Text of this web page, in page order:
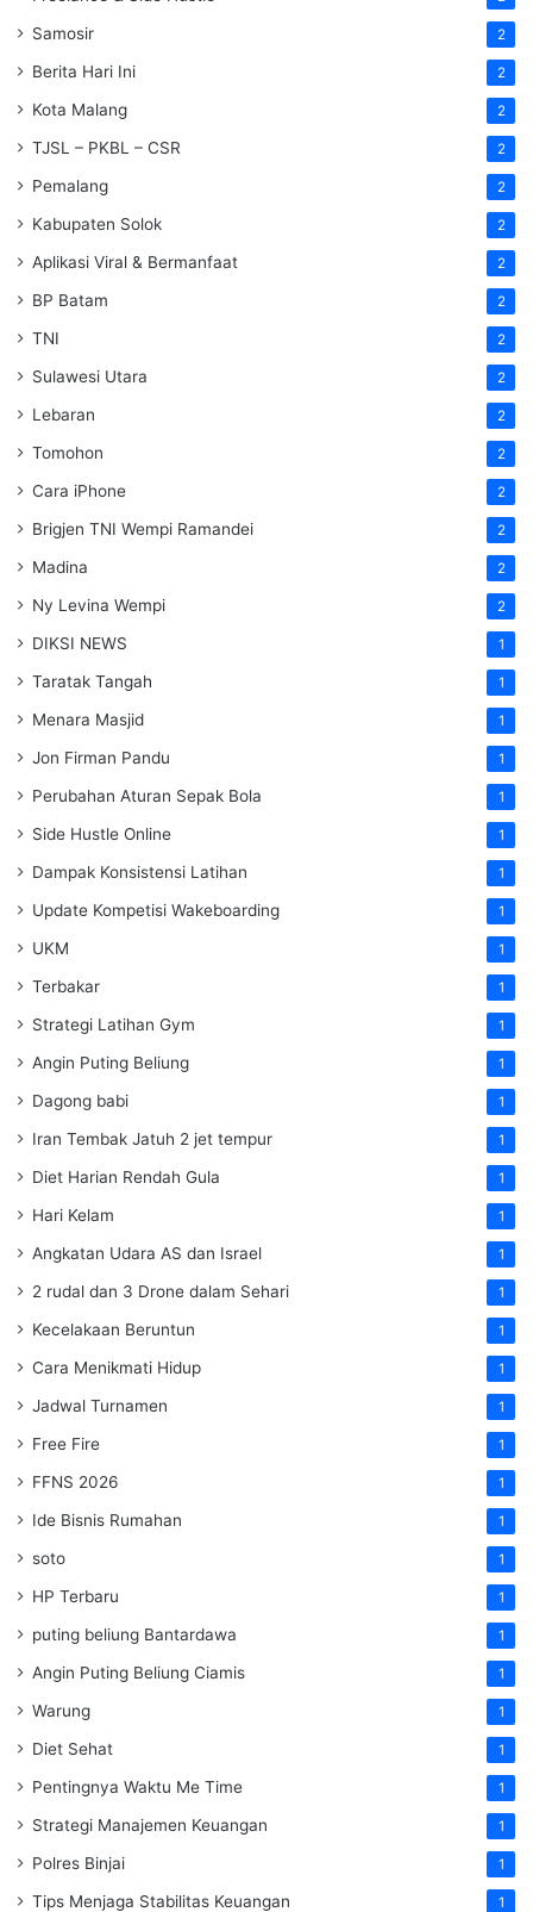
Samosir 2
Berita Hari Ini 2
Kota Malang 2
TJSL – PKBL – CSR 2
Pemalang 2
Kabupaten Solok 2
Aplikasi Viral & Bermanfaat 2
BP Batam 2
TNI 2
Sulawesi Utara 2
Lebaran 2
Tomohon 2
Cara iPhone 2
Brigjen TNI Wempi Ramandei 2
Madina 2
Ny Levina Wempi 2
DIKSI NEWS 1
Taratak Tangah 1
Menara Masjid 1
Jon Firman Pandu 1
Perubahan Aturan Sepak Bola 1
Side Hustle Online 1
Dampak Konsistensi Latihan 1
Update Kompetisi Wakeboarding 1
UKM 1
Terbakar 1
Strategi Latihan Gym 1
Angin Puting Beliung 1
Dagong babi 1
Iran Tembak Jatuh 2 jet tempur 1
Diet Harian Rendah Gula 1
Hari Kelam 1
Angkatan Udara AS dan Israel 1
2 rudal dan 3 Drone dalam Sehari 1
Kecelakaan Beruntun 1
Cara Menikmati Hidup 1
Jadwal Turnamen 1
Free Fire 1
FFNS 2026 1
Ide Bisnis Rumahan 1
soto 1
HP Terbaru 1
puting beliung Bantardawa 1
Angin Puting Beliung Ciamis 1
Warung 1
Diet Sehat 1
Pentingnya Waktu Me Time 1
Strategi Manajemen Keuangan 1
Polres Binjai 1
Tips Menjaga Stabilitas Keuangan 1